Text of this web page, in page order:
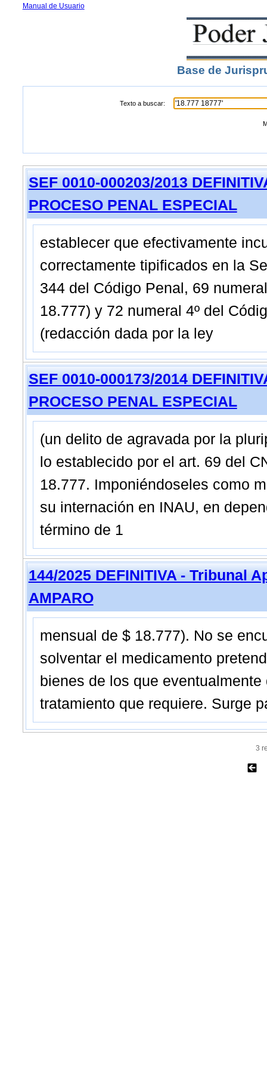
Manual de Usuario
Base de
Texto a buscar:
SEF 0010-000203/2013
PROCESO PENAL ESPECIAL
establecer que efectivamente
correctamente tipificados en la
344 del Código Penal, 69
18.777) y 72 numeral 4º del
(redacción dada por la ley
SEF 0010-000173/2014
PROCESO PENAL ESPECIAL
(un delito de agravada por la
lo establecido por el art. 69 del
18.777. Imponiéndoseles como
su internación en INAU, en
término de 1
144/2025 DEFINITIVA - Tribunal
AMPARO
mensual de $ 18.777). No se
solventar el medicamento
bienes de los que
tratamiento que requiere. Surge
3